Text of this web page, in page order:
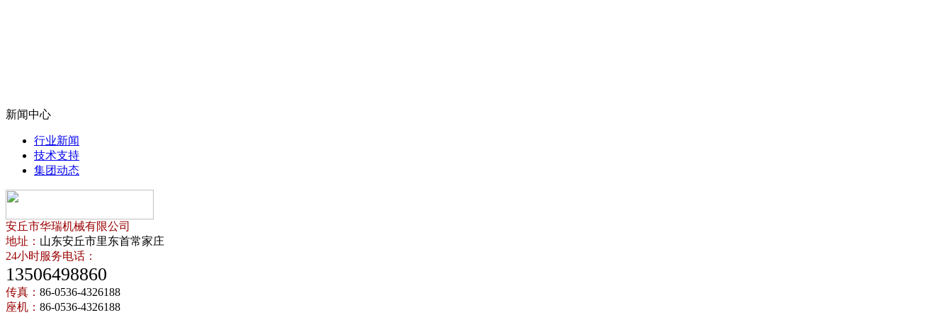
新闻中心
行业新闻
技术支持
集团动态
安丘市华瑞机械有限公司
地址： 山东安丘市里东首常家庄
24小时服务电话：
13506498860
传真： 86-0536-4326188
座机： 86-0536-4326188